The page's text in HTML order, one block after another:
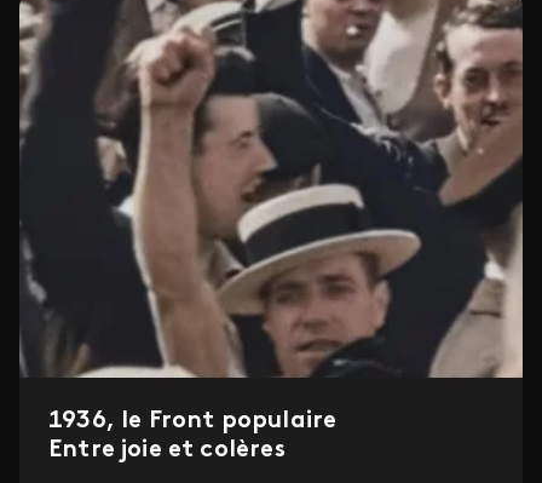
1936, le Front populaire
Entre joie et colères